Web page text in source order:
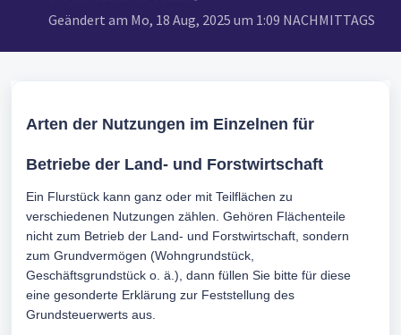
Geändert am Mo, 18 Aug, 2025 um 1:09 NACHMITTAGS
Arten der Nutzungen im Einzelnen für
Betriebe der Land- und Forstwirtschaft
Ein Flurstück kann ganz oder mit Teilflächen zu
verschiedenen Nutzungen zählen. Gehören Flächenteile
nicht zum Betrieb der Land- und Forstwirtschaft, sondern
zum Grundvermögen (Wohngrundstück,
Geschäftsgrundstück o. ä.), dann füllen Sie bitte für diese
eine gesonderte Erklärung zur Feststellung des
Grundsteuerwerts aus.